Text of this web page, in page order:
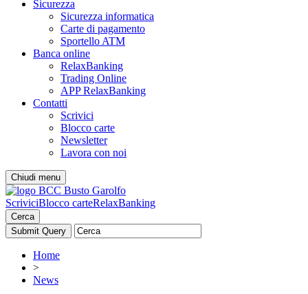
Sicurezza
Sicurezza informatica
Carte di pagamento
Sportello ATM
Banca online
RelaxBanking
Trading Online
APP RelaxBanking
Contatti
Scrivici
Blocco carte
Newsletter
Lavora con noi
Chiudi menu
ScriviciBlocco carteRelaxBanking
Cerca
Home
>
News